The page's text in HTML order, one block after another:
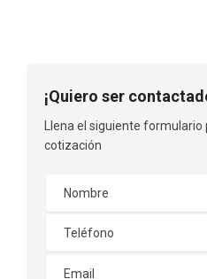
¡Quiero ser
cotización